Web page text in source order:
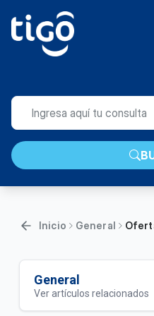
Inicio General
General
Ver artículos relacionados